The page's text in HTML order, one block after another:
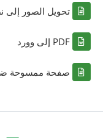
تحويل الصور إلى
PDF إلى وورد
صفحة ممسوحة